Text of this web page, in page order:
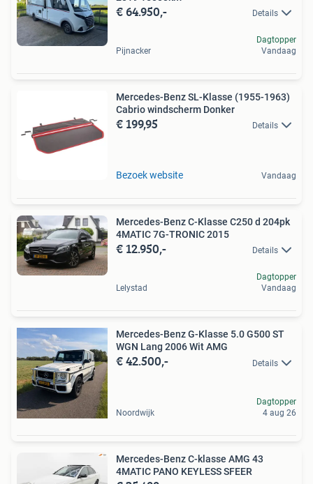
€ 64.950,- Details
Pijnacker
Dagtopper
Vandaag
Mercedes-Benz SL-Klasse (1955-1963)
Cabrio windscherm Donker
€ 199,95 Details
Bezoek website Vandaag
Mercedes-Benz C-Klasse C250 d 204pk
4MATIC 7G-TRONIC 2015
€ 12.950,- Details
Lelystad
Dagtopper
Vandaag
Mercedes-Benz G-Klasse 5.0 G500 ST
WGN Lang 2006 Wit AMG
€ 42.500,- Details
Noordwijk
Dagtopper
4 aug 26
Mercedes-Benz C-klasse AMG 43
4MATIC PANO KEYLESS SFEER